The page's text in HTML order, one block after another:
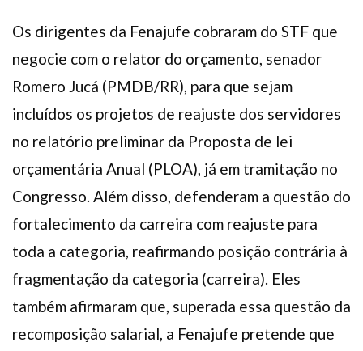
Os dirigentes da Fenajufe cobraram do STF que
negocie com o relator do orçamento, senador
Romero Jucá (PMDB/RR), para que sejam
incluídos os projetos de reajuste dos servidores
no relatório preliminar da Proposta de lei
orçamentária Anual (PLOA), já em tramitação no
Congresso. Além disso, defenderam a questão do
fortalecimento da carreira com reajuste para
toda a categoria, reafirmando posição contrária à
fragmentação da categoria (carreira). Eles
também afirmaram que, superada essa questão da
recomposição salarial, a Fenajufe pretende que